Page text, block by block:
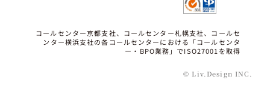
コールセンター京都支社、コールセンター札幌支社、コールセ
ンター横浜支社の各コールセンターにおける「コールセンタ
ー・BPO業務」でISO27001を取得
© Liv.Design INC.